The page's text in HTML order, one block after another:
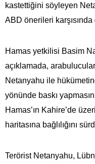
kastettiğini söyleyen
ABD önerileri karşısında
Hamas yetkilisi Basim
açıklamada,
Netanyahu ile
yönünde baskı
Hamas’ın Kahire’de
haritasına bağlılığını
Terörist Netanyahu,